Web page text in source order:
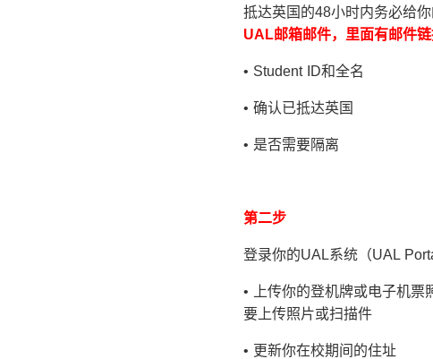
抵达英国的48小时内务必给
UAL邮箱邮件，里面有邮件
• Student ID和全名
• 确认已抵达英国
• 是否需要隔离
第二步
登录你的UAL系统（UAL
• 上传你的登机牌或电子机票
要上传照片或扫描件
• 更新你在校期间的住址